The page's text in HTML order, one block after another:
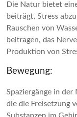
Die Natur bietet
beiträgt, Stress
Rauschen von
beitragen, das
Produktion von
Bewegung:
Spaziergänge in
die die Freisetzung